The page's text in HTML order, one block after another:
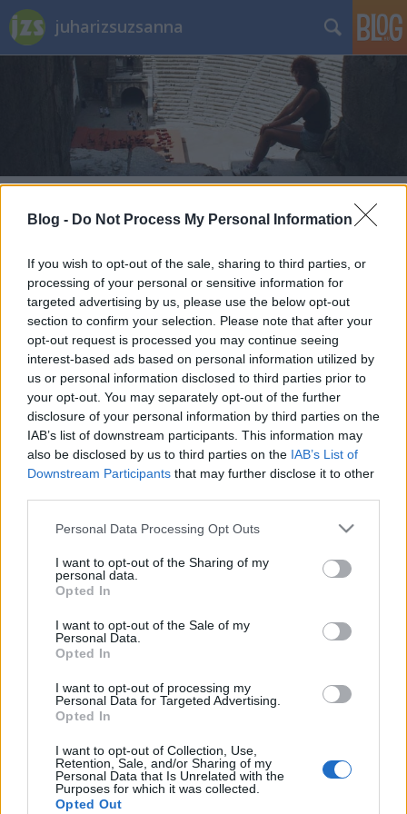
Blog - Do Not Process My Personal Information
If you wish to opt-out of the sale, sharing to third parties, or
processing of your personal or sensitive information for
targeted advertising by us, please use the below opt-out
section to confirm your selection. Please note that after your
opt-out request is processed you may continue seeing
interest-based ads based on personal information utilized by
us or personal information disclosed to third parties prior to
your opt-out. You may separately opt-out of the further
disclosure of your personal information by third parties on the
IAB’s list of downstream participants. This information may
also be disclosed by us to third parties on the IAB’s List of
Downstream Participants that may further disclose it to other
Please note that this website/app uses one or more Google
not limited to your visit or usage behaviour. You may click to
grant or deny consent to Google and its third-party tags to
use your data for below specified purposes in below Google
consent section.
Personal Data Processing Opt Outs
I want to opt-out of the Sharing of my
personal data.
Opted In
I want to opt-out of the Sale of my
Personal Data.
Opted In
I want to opt-out of processing my
Personal Data for Targeted Advertising.
Opted In
I want to opt-out of Collection, Use,
Retention, Sale, and/or Sharing of my
Personal Data that Is Unrelated with the
Purposes for which it was collected.
Opted Out
juharizsuzsanna
Drakulát
Juhari Zsuzsanna•2014. szeptember 10.
Megtalálták a kazamatát, ahová a törökök a
lázadozó Drakulát zárták. Az észak-törökországi
Tokat várának restaurálása során titkos alagutat
találtak régészek, amely egy fürdőbe és egy katonai
menedékbe vezetett. Két kazamatára is rábukkantak,
amelyek egyikében…
Megtalálták Drakula sírját?
Juhari Zsuzsanna• 2014. június 19.
Tényleg III. (Karóba húzó) Vlad, vagyis Drakula sírját
találták meg Nápoly belvárosában? Nem valószínű.
Szakértők szerint a néhány hete terjedő és egyre
nagyobb visszhangot kiváltó hír inkább egy da Vinci-
kód-féle összeesküvés-elmélet, semmint történelmi…
Ne kísérts! – kővel a szájában
Juhari Zsuzsanna•2011. szeptember 19.